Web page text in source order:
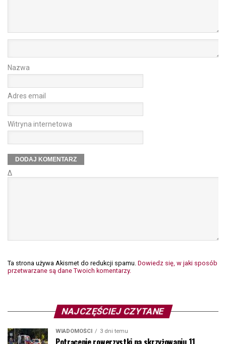
Nazwa
Adres email
Witryna internetowa
Δ
Ta strona używa Akismet do redukcji spamu. Dowiedz się, w jaki sposób
przetwarzane są dane Twoich komentarzy.
NAJCZĘŚCIEJ CZYTANE
WIADOMOŚCI 3 dni temu